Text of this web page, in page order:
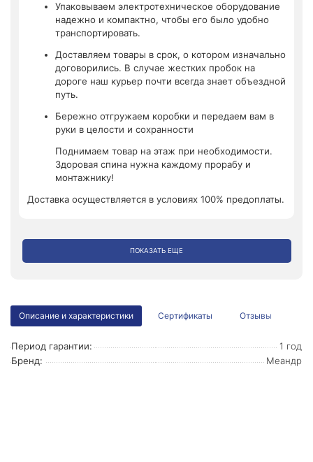
Упаковываем электротехническое оборудование
надежно и компактно, чтобы его было удобно
транспортировать.
Доставляем товары в срок, о котором изначально
договорились. В случае жестких пробок на
дороге наш курьер почти всегда знает объездной
путь.
Бережно отгружаем коробки и передаем вам в
руки в целости и сохранности
Поднимаем товар на этаж при необходимости.
Здоровая спина нужна каждому прорабу и
монтажнику!
Доставка осуществляется в условиях 100% предоплаты.
ПОКАЗАТЬ ЕЩЕ
Описание и характеристики Сертификаты Отзывы
Период гарантии:
1 год
Бренд:
Меандр